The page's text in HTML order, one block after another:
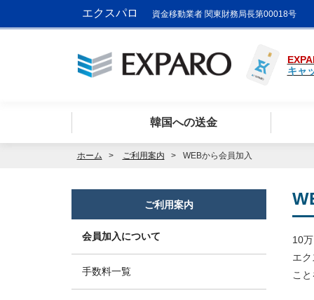
エクスパロ 資金移動業者 関東財務局長第00018号
キャ
韓国への送金
ホーム ご利用案内 WEBから会員加入
10
エ
こ
ご利用案内
会員加入について
手数料一覧